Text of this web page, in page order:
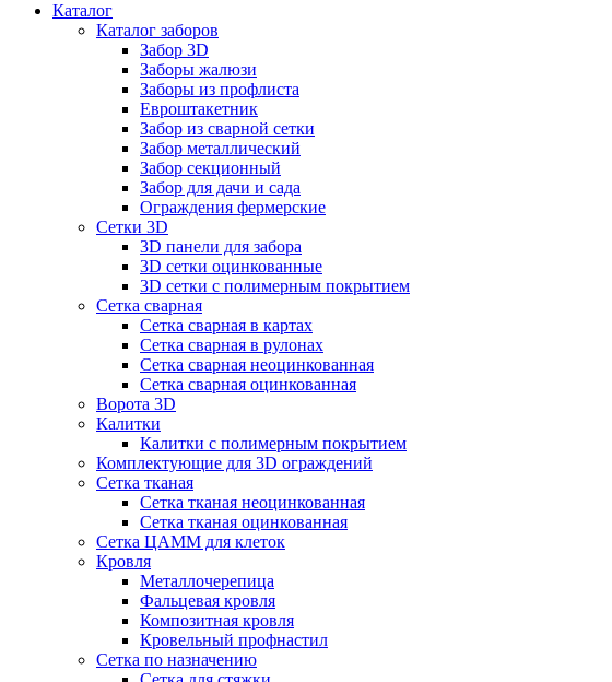
Каталог
Каталог заборов
Забор 3D
Заборы жалюзи
Заборы из профлиста
Евроштакетник
Забор из сварной сетки
Забор металлический
Забор секционный
Забор для дачи и сада
Ограждения фермерские
Сетки 3D
3D панели для забора
3D сетки оцинкованные
3D сетки с полимерным покрытием
Сетка сварная
Сетка сварная в картах
Сетка сварная в рулонах
Сетка сварная неоцинкованная
Сетка сварная оцинкованная
Ворота 3D
Калитки
Калитки с полимерным покрытием
Комплектующие для 3D ограждений
Сетка тканая
Сетка тканая неоцинкованная
Сетка тканая оцинкованная
Сетка ЦАММ для клеток
Кровля
Металлочерепица
Фальцевая кровля
Композитная кровля
Кровельный профнастил
Сетка по назначению